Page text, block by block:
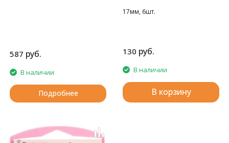
587 руб.
В наличии
Подробнее
17мм, 6шт.
130 руб.
В наличии
В корзину